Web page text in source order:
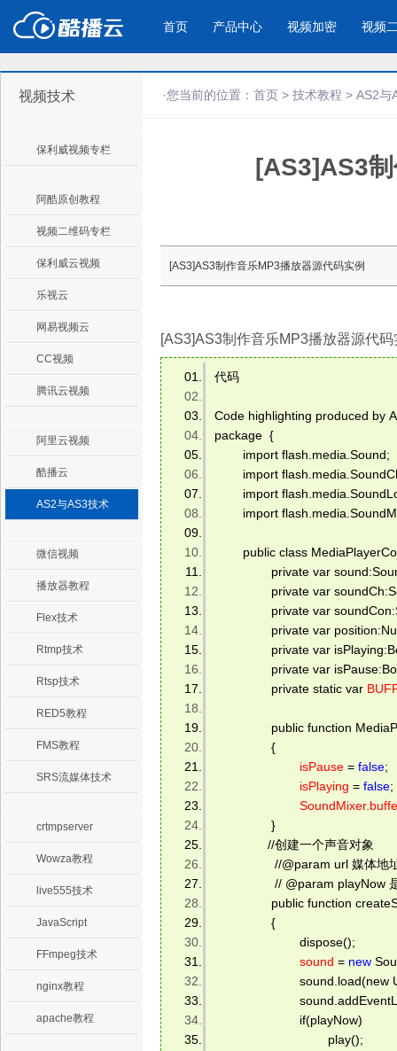
首页 产品中心
产品与新功能
防下载/防盗录/防录屏/防篡改
酷播云 | 企
免费稳定无
视频加密 视频
应用场景
企业宣传 产品宣传
通过视频来展示
个人网站
为个人网站、博客论坛，添加视频
工作汇报
视频技术
保利威视频专栏
阿酷原创教程
视频二维码专栏
保利威云视频
乐视云
网易视频云
CC视频
腾讯云视频
阿里云视频
酷播云
AS2与AS3技术
微信视频
播放器教程
Flex技术
Rtmp技术
Rtsp技术
RED5教程
FMS教程
SRS流媒体技术
crtmpserver
Wowza教程
live555技术
JavaScript
FFmpeg技术
nginx教程
apache教程
·您当前的位置： 首页 > 技术教程 > AS2与
[AS3]AS3
[AS3]AS3制作音乐MP3播放器源代码实例
[AS3]AS3制作音乐MP3播放器源代码
代码
Code highlighting produced by
package  {
import flash.media.Sound;
import
import
import
public class
private var
private var
private var
private var
private var
private var
private static var
public function
{
isPause = false;
isPlaying = false;
}
//创建一个声音对象
//@param url 媒体地
// @param playNow
public function
{
dispose();
sound = new
sound.load(new
if(playNow)